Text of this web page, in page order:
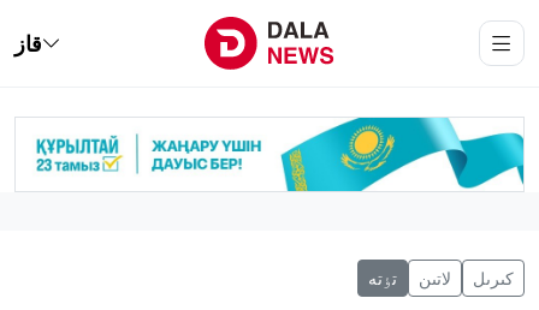
قاز
كىرىل لاتىن تٶتە